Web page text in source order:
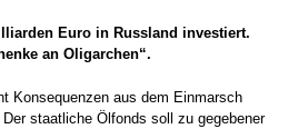
Euro in Russland investiert.
an Oligarchen“.
Konsequenzen aus dem Einmarsch
staatliche Ölfonds soll zu gegebener